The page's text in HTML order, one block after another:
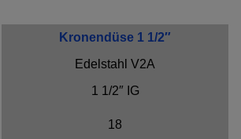
Kronendüse 1 1/2″
Edelstahl V2A
1 1/2″ IG
18